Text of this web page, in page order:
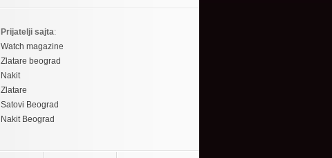
Prijatelji sajta:
Watch magazine
Zlatare beograd
Nakit
Zlatare
Satovi Beograd
Nakit Beograd